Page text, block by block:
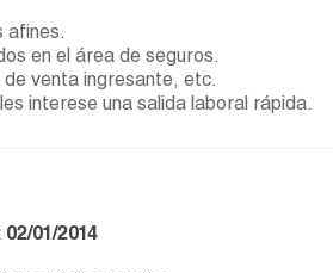
afines.
en el área de seguros.
venta ingresante, etc.
interese una salida laboral rápida.
01/2014